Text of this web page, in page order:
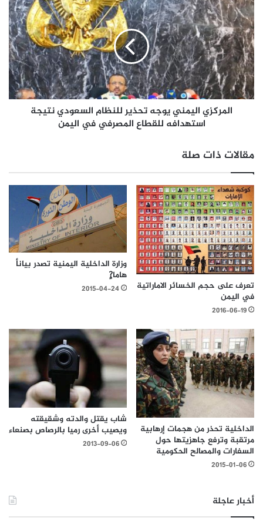
المركزي اليمني يوجه تحذير للنظام السعودي نتيجة
استهدافه للقطاع المصرفي في اليمن
مقالات ذات صلة
تعرف على حجم الخسائر الاماراتية
في اليمن
2016-06-19
وزارة الداخلية اليمنية تصدر بيانأ
هاما?ٍ
2015-04-24
الداخلية تحذر من هجمات إرهابية
مرتقبة وترفع جاهزيتها حول
السفارات والمصالح الحكومية
2015-01-06
شاب يقتل والدته وشقيقته
ويصيب أخرى رميا بالرصاص بصنعاء
2013-09-06
أخبار عاجلة